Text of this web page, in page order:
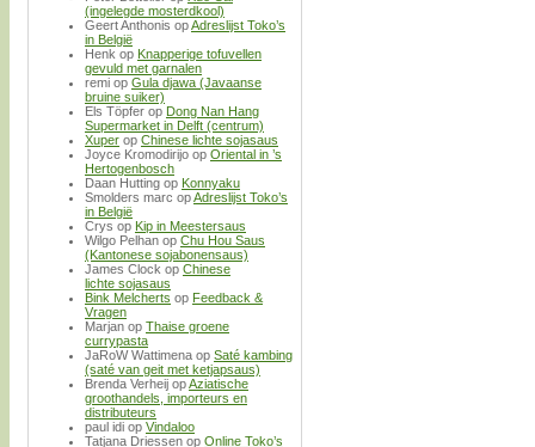
(ingelegde mosterdkool)
Geert Anthonis opAdreslijst Toko’s
in België
Henk op Knapperige tofuvellen
gevuld met garnalen
remi op Gula djawa (Javaanse
bruine suiker)
Els Töpfer op Dong Nan Hang
Supermarket in Delft (centrum)
Xuper op Chinese lichte sojasaus
Joyce Kromodirijo op Oriental in ’s
Hertogenbosch
Daan Hutting op Konnyaku
Smolders marc opAdreslijst Toko’s
in België
Crys op Kip in Meestersaus
Wilgo Pelhan op Chu Hou Saus
(Kantonese sojabonensaus)
James Clock op Chinese
lichte sojasaus
Bink Melcherts op Feedback &
Vragen
Marjan op Thaise groene
currypasta
JaRoW Wattimena op Saté kambing
(saté van geit met ketjapsaus)
Brenda Verheij opAziatische
groothandels, importeurs en
distributeurs
paul idi op Vindaloo
Tatjana Driessen op Online Toko’s